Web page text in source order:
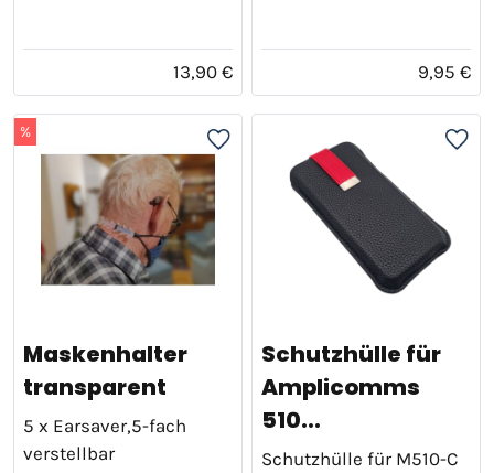
13,90 € 9,95 €
%
Maskenhalter
transparent
5 x Earsaver,5-fach
verstellbar
Schutzhülle für
Amplicomms
510...
Schutzhülle für M510-C